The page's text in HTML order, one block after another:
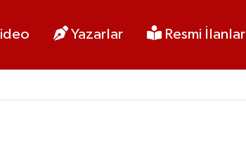
Yazarlar Resmi İlanlar